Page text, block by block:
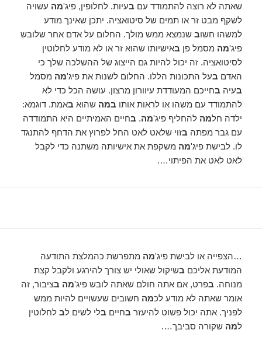
שאתה לא רוצה להתמודד עם בעיות. לחלופין, פיג'מה עשויה
לשקף מבט זר או תמים של סיטואציה. יתכן שאינך מודע
למשהו חשוב שנמצא ממש מולך. החלום על אדם אחר שלובש
פיג'מה מסמל פן באישיותו שהוא זר או לא מודע לחלוטין
לסיטואציה. זה יכול להיות גם הייצוג של ההשלכה שלך כי
האדם בעל התכונות הללו. החלום לשנות את פיג'מה מסמל
בעיה בחייכם המעודדת עיוורון מרצון. עושה הכל כדי לא
להתמודד עם משהו או לראות אותו במה שהוא באמת. דוגמא:
ילדה חלמה להחליף פיג'מה. בחיים האמיתיים היא התמודדה
עם גבר מפתה בזוי שלאט לאט החל לפרוץ את הדחף להתנגד
לו. לבישת פיג'מה משקפת את אישיותה משתנה כדי לקבל
לאט לאט את הפיתוי….
…הצפייה או לבישת פיג'מה מתפרשת כהמלצת התודעה
המודעת אליכם בשיקול שאולי יש צורך להירגע ולקבל קצת
מנוחה. בפרט, אם אתה חולם שאתה לובש פיג'מה בציבור, זה
אומר שאתה לא מודע לכמה חשובים שעשויים להיות ממש
לפניך. אתה יכול פשוט להיעזר בחיים בלי לשים לב לחלוטין
למה שקורה סביבך….